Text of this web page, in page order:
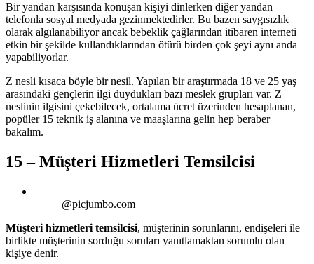
Bir yandan karşısında konuşan kişiyi dinlerken diğer yandan
telefonla sosyal medyada gezinmektedirler. Bu bazen saygısızlık
olarak algılanabiliyor ancak bebeklik çağlarından itibaren interneti
etkin bir şekilde kullandıklarından ötürü birden çok şeyi aynı anda
yapabiliyorlar.
Z nesli kısaca böyle bir nesil. Yapılan bir araştırmada 18 ve 25 yaş
arasındaki gençlerin ilgi duydukları bazı meslek grupları var. Z
neslinin ilgisini çekebilecek, ortalama ücret üzerinden hesaplanan,
popüler 15 teknik iş alanına ve maaşlarına gelin hep beraber
bakalım.
15 – Müşteri Hizmetleri Temsilcisi
@picjumbo.com
Müşteri hizmetleri temsilcisi, müşterinin sorunlarını, endişeleri ile
birlikte müşterinin sorduğu soruları yanıtlamaktan sorumlu olan
kişiye denir.